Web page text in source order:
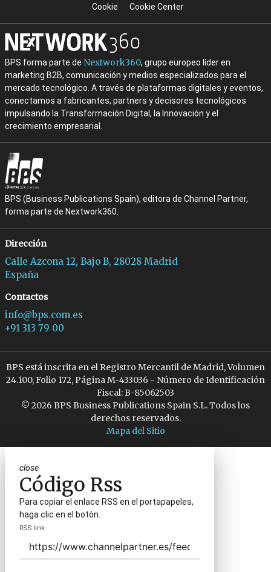
Cookie
Cookie Center
BPS forma parte de Nextwork360, grupo europeo líder en
marketing B2B, comunicación y medios especializados para el
mercado tecnológico. A través de plataformas digitales y eventos,
conectamos a fabricantes, partners y decisores tecnológicos
impulsando la Transformación Digital, la Innovación y el
crecimiento empresarial.
BPS (Business Publications Spain), editora de Channel Partner,
forma parte de Nextwork360.
Dirección
Calle Azcona 12, Bajo B, 28028 Madrid
España
Contactos
info@bps.com.es
+91 313 79 00
BPS está inscrita en el Registro Mercantil de Madrid, Volumen
24.100, Folio 172, Página M-433036 - Número de Identificación
Fiscal: B-85062503
© 2026 BPS Business Publications Spain S.L. Todos los
derechos reservados.
Mapa del Sitio
close
Código Rss
Para copiar el enlace RSS en el portapapeles,
haga clic en el botón.
RSS link